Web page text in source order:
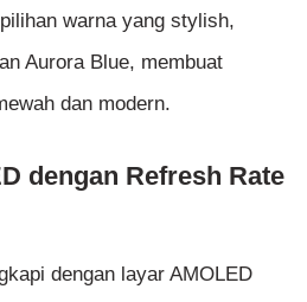
warna yang stylish,
Aurora Blue, membuat
dan modern.
dengan Refresh Rate
dengan layar AMOLED